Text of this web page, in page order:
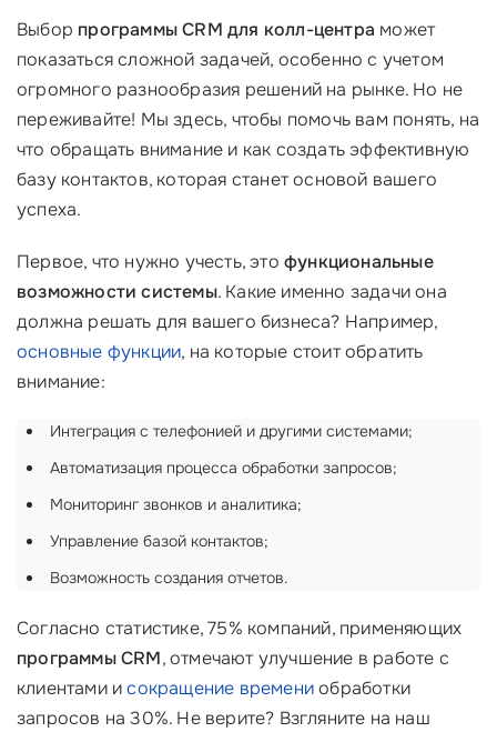
Выбор программы CRM для колл-центра может
показаться сложной задачей, особенно с учетом
огромного разнообразия решений на рынке. Но не
переживайте! Мы здесь, чтобы помочь вам понять, на
что обращать внимание и как создать эффективную
базу контактов, которая станет основой вашего
успеха.
Первое, что нужно учесть, это функциональные
возможности системы. Какие именно задачи она
должна решать для вашего бизнеса? Например,
основные функции, на которые стоит обратить
внимание:
Интеграция с телефонией и другими системами;
Автоматизация процесса обработки запросов;
Мониторинг звонков и аналитика;
Управление базой контактов;
Возможность создания отчетов.
Согласно статистике, 75% компаний, применяющих
программы CRM, отмечают улучшение в работе с
клиентами исокращение времениобработки
запросов на 30%. Не верите? Взгляните на наш